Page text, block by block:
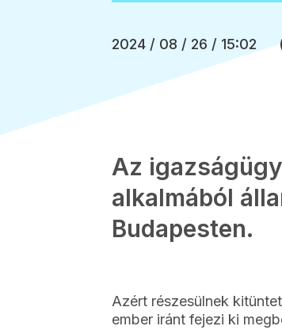
2024 / 08 / 26 / 15:02
Az
alkalmából
Budapesten.
Azért részesülnek
ember iránt fejezi ki